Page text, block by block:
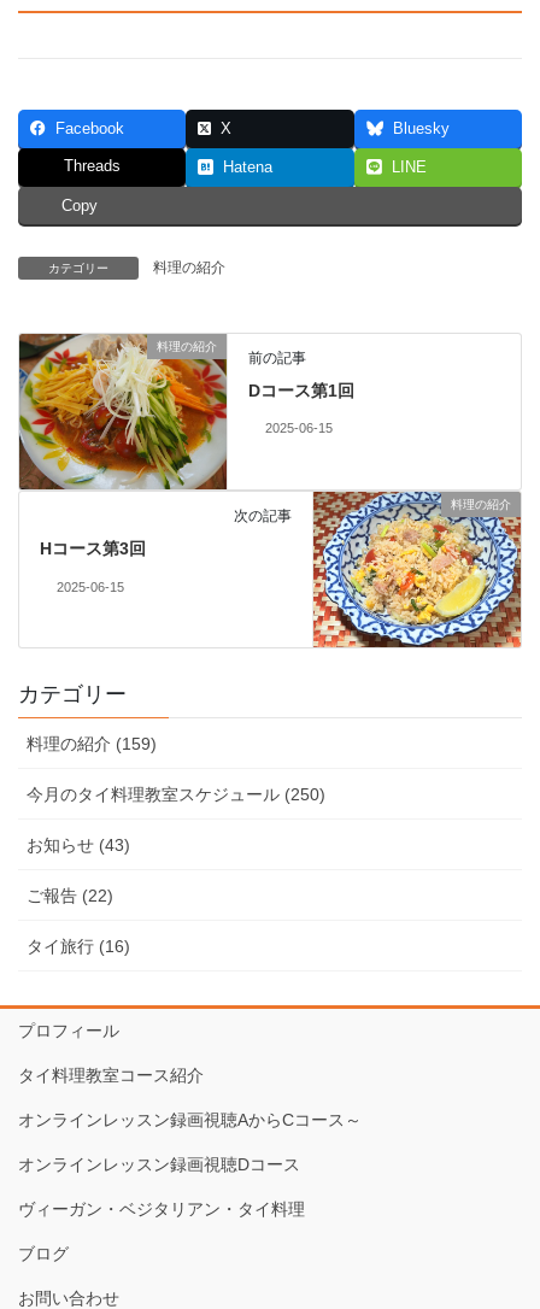
Facebook X Bluesky
Threads Hatena LINE
Copy
カテゴリー 料理の紹介
料理の紹介
前の記事
Dコース第1回
2025-06-15
料理の紹介
次の記事
Hコース第3回
2025-06-15
カテゴリー
料理の紹介 (159)
今月のタイ料理教室スケジュール (250)
お知らせ (43)
ご報告 (22)
タイ旅行 (16)
プロフィール
タイ料理教室コース紹介
オンラインレッスン録画視聴AからCコース～
オンラインレッスン録画視聴Dコース
ヴィーガン・ベジタリアン・タイ料理
ブログ
お問い合わせ